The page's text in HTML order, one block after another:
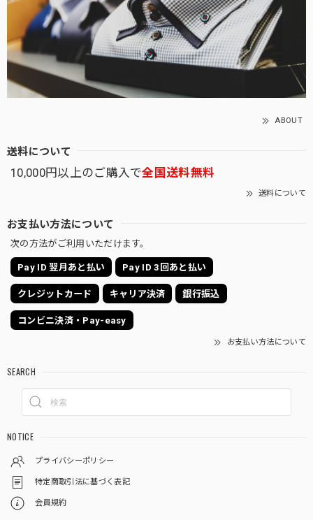
ABOUT
送料について
10,000円以上のご購入で全国送料無料
送料について
お支払い方法について
次の方法がご利用いただけます。
Pay ID 翌月あと払い Pay ID 3回あと払い
クレジットカード キャリア決済 銀行振込
コンビニ決済・Pay-easy
お支払い方法について
SEARCH
NOTICE
プライバシーポリシー
特定商取引法に基づく表記
会員規約